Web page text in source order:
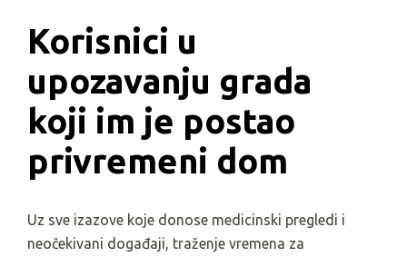
Korisnici u
upozavanju grada
koji im je postao
privremeni dom
Uz sve izazove koje donose medicinski pregledi i
neočekivani događaji, traženje vremena za